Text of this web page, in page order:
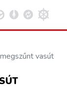
megszűnt vasút